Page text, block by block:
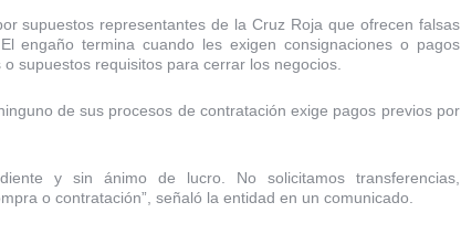
supuestos representantes de la Cruz Roja que ofrecen falsas
engaño termina cuando les exigen consignaciones o pagos
supuestos requisitos para cerrar los negocios.
de sus procesos de contratación exige pagos previos por
y sin ánimo de lucro. No solicitamos transferencias,
o contratación”, señaló la entidad en un comunicado.